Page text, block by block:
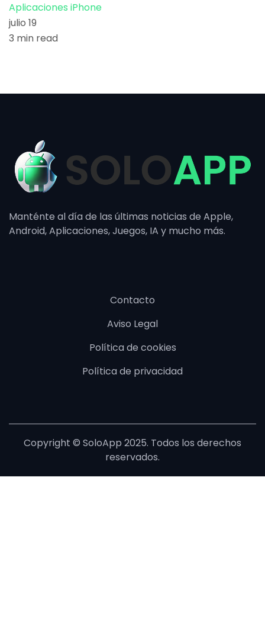
Aplicaciones iPhone
julio 19
3 min read
Manténte al día de las últimas noticias de Apple,
Android, Aplicaciones, Juegos, IA y mucho más.
Contacto
Aviso Legal
Política de cookies
Política de privacidad
Copyright © SoloApp 2025. Todos los derechos
reservados.